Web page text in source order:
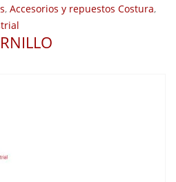
, Accesorios y repuestos Costura,